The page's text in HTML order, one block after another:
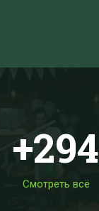
+294
Смотреть всё